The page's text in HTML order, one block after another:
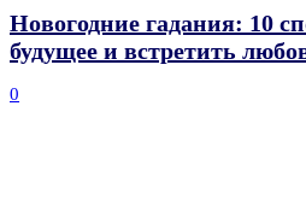
Новогодние гадания: 10
будущее и встретить
0